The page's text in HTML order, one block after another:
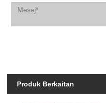
Produk Berkaitan